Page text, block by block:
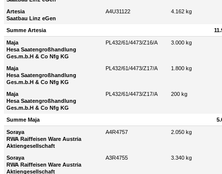
Artesia
Saatbau Linz eGen
A4U31122 4.162 kg
Summe Artesia
Maja
Hesa Saatengroßhandlung
Ges.m.b.H & Co Nfg KG
PL432/61/4473/Z16/A 3.000 kg
Maja
Hesa Saatengroßhandlung
Ges.m.b.H & Co Nfg KG
PL432/61/4473/Z17/A 1.800 kg
Maja
Hesa Saatengroßhandlung
Ges.m.b.H & Co Nfg KG
PL432/61/4473/Z17/A 200 kg
Summe Maja
Soraya
RWA Raiffeisen Ware Austria
Aktiengesellschaft
A4R4757 2.050 kg
Soraya
RWA Raiffeisen Ware Austria
Aktiengesellschaft
A3R4755 3.340 kg